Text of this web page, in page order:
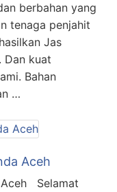
berbahan yang
tenaga penjahit
Jas
Dan kuat
Bahan
…
Aceh
Aceh Selamat